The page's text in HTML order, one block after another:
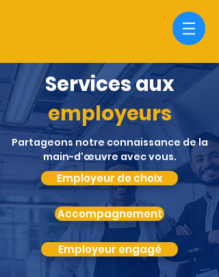
Services aux
employeurs
Partageons notre connaissance de la
main-d'œuvre avec vous.
Employeur de choix
Accompagnement
Employeur engagé